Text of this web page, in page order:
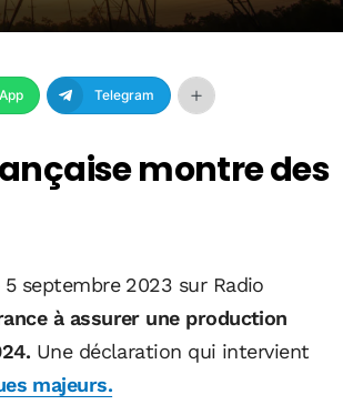
Telegram
montre des
septembre 2023 sur Radio
à assurer une production
Une déclaration qui intervient
majeurs.